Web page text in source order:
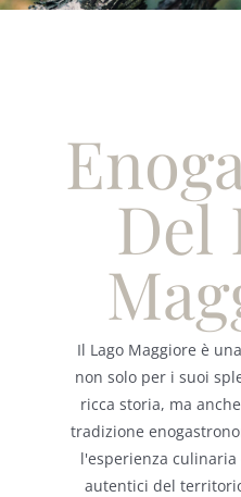
Del
Il Lago Maggiore è
non solo per i suoi
ricca storia, ma
tradizione
l'esperienza
autentici del